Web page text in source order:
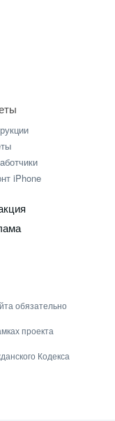
iPhone
обязательно
проекта
Кодекса